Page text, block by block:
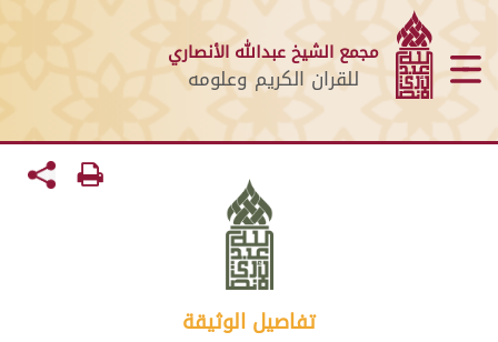
مجمع الشيخ عبدالله الأنصاري
للقران الكريم وعلومه
تفاصيل الوثيقة